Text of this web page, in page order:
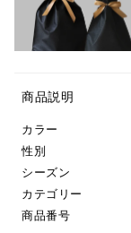
商品説明
カラー
性別
シーズン
カテゴリー
商品番号